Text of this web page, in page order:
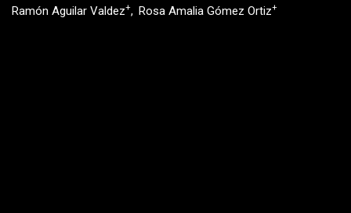
Ramón Aguilar Valdez+ Rosa Amalia Gómez Ortiz+